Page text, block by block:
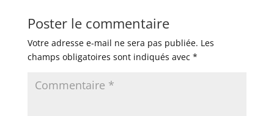
Poster le commentaire
Votre adresse e-mail ne sera pas publiée. Les
champs obligatoires sont indiqués avec *